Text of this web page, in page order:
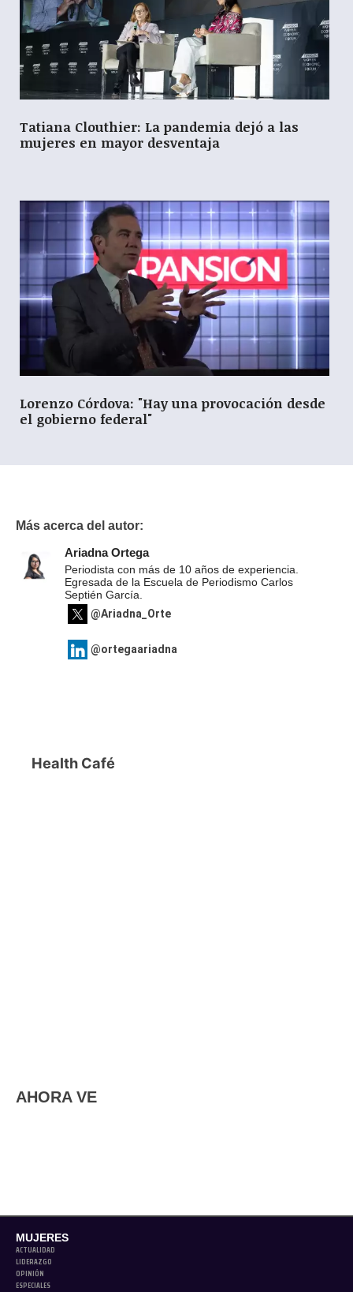
Tatiana Clouthier: La pandemia dejó a las
mujeres en mayor desventaja
Lorenzo Córdova: "Hay una provocación desde
el gobierno federal"
Más acerca del autor:
Ariadna Ortega
Periodista con más de 10 años de experiencia.
Egresada de la Escuela de Periodismo Carlos
Septién García.
@Ariadna_Orte
@ortegaariadna
Health Café
AHORA VE
MUJERES
ACTUALIDAD
LIDERAZGO
OPINIÓN
ESPECIALES